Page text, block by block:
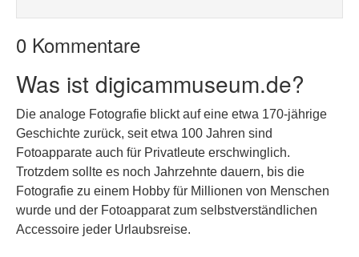
0 Kommentare
Was ist digicammuseum.de?
Die analoge Fotografie blickt auf eine etwa 170-jährige
Geschichte zurück, seit etwa 100 Jahren sind
Fotoapparate auch für Privatleute erschwinglich.
Trotzdem sollte es noch Jahrzehnte dauern, bis die
Fotografie zu einem Hobby für Millionen von Menschen
wurde und der Fotoapparat zum selbstverständlichen
Accessoire jeder Urlaubsreise.